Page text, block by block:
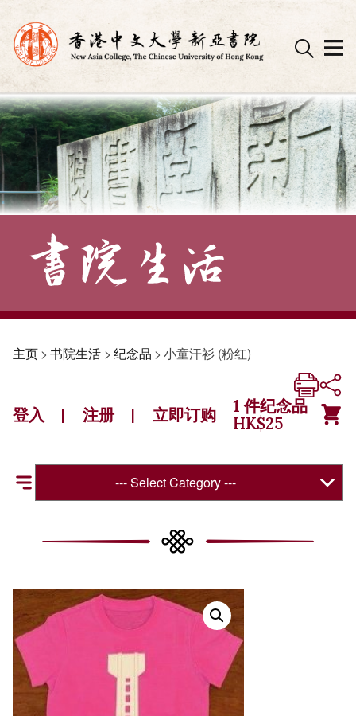
Skip
to
content
主页> 书院生活 > 纪念品 > 小童汗衫 (粉红)
登入 | 注册 | 立即订购 1 件纪念品
HK$25
--- Select Category ---